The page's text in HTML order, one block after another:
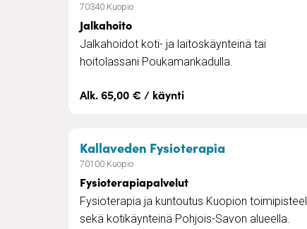
70340 Kuopio
Jalkahoito
Jalkahoidot koti- ja laitoskäynteinä tai
hoitolassani Poukamankadulla.
Alk. 65,00 € / käynti
Kallaveden Fysioterapia–
70100 Kuopio
Fysioterapiapalvelut
Fysioterapia ja kuntoutus Kuopion
sekä kotikäynteinä Pohjois-Savon alueella.